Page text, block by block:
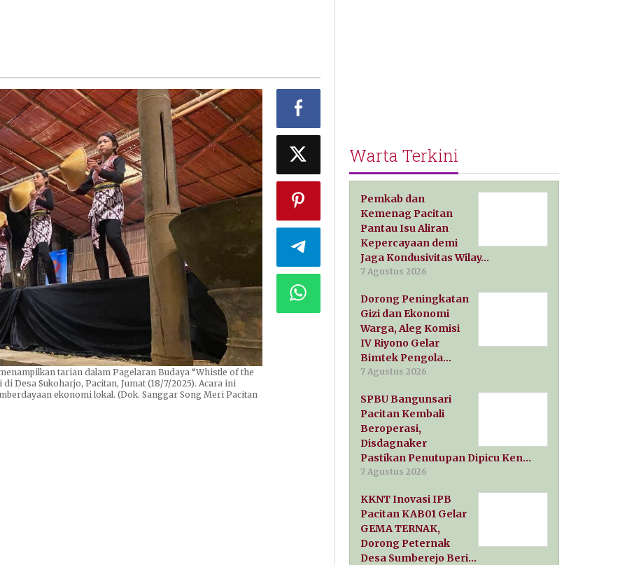
tarian dalam Pagelaran Budaya “Whistle of the
Desa Sukoharjo, Pacitan, Jumat (18/7/2025). Acara ini
ekonomi lokal. (Dok. Sanggar Song Meri Pacitan
Warta Terkini
Pemkab dan
Kemenag Pacitan
Pantau Isu Aliran
Kepercayaan demi
Jaga Kondusivitas Wilay…
7 Agustus 2026
Dorong Peningkatan
Gizi dan Ekonomi
Warga, Aleg Komisi
IV Riyono Gelar
Bimtek Pengola…
7 Agustus 2026
SPBU Bangunsari
Pacitan Kembali
Beroperasi,
Disdagnaker
Pastikan Penutupan Dipicu Ken…
7 Agustus 2026
KKNT Inovasi IPB
Pacitan KAB01 Gelar
GEMA TERNAK,
Dorong Peternak
Desa Sumberejo Beri…